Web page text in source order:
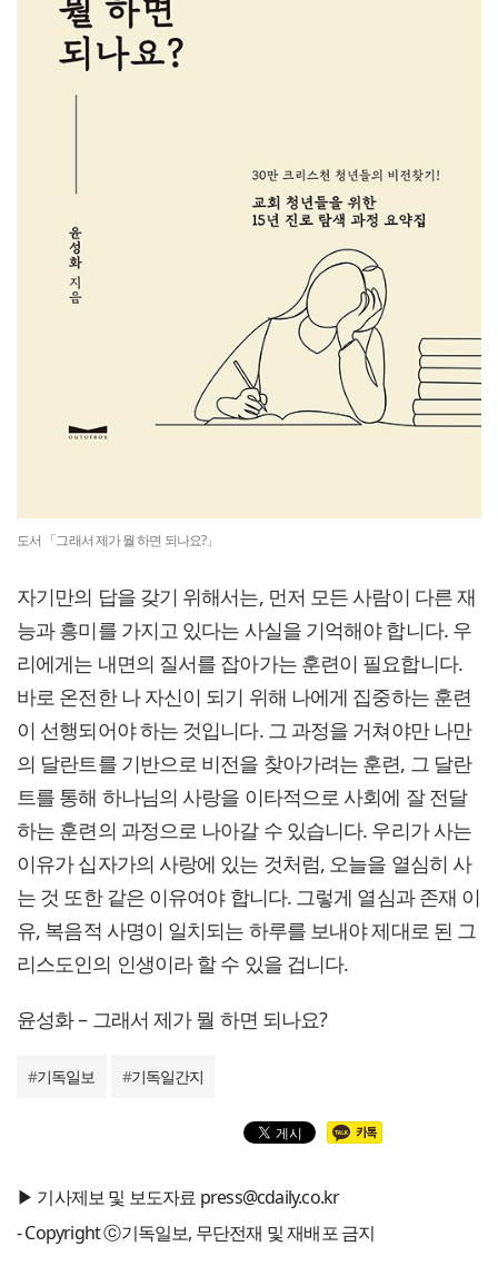
도서 「그래서 제가 뭘 하면 되나요?」
자기만의 답을 갖기 위해서는, 먼저 모든 사람이 다른 재
능과 흥미를 가지고 있다는 사실을 기억해야 합니다. 우
리에게는 내면의 질서를 잡아가는 훈련이 필요합니다.
바로 온전한 나 자신이 되기 위해 나에게 집중하는 훈련
이 선행되어야 하는 것입니다. 그 과정을 거쳐야만 나만
의 달란트를 기반으로 비전을 찾아가려는 훈련, 그 달란
트를 통해 하나님의 사랑을 이타적으로 사회에 잘 전달
하는 훈련의 과정으로 나아갈 수 있습니다. 우리가 사는
이유가 십자가의 사랑에 있는 것처럼, 오늘을 열심히 사
는 것 또한 같은 이유여야 합니다. 그렇게 열심과 존재 이
유, 복음적 사명이 일치되는 하루를 보내야 제대로 된 그
리스도인의 인생이라 할 수 있을 겁니다.
윤성화 – 그래서 제가 뭘 하면 되나요?
#기독일보 #기독일간지
▶ 기사제보 및 보도자료 press@cdaily.co.kr
- Copyright ⓒ기독일보, 무단전재 및 재배포 금지